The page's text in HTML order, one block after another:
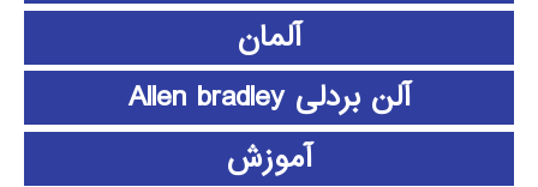
آلمان
آلن بردلی Allen bradley
آموزش